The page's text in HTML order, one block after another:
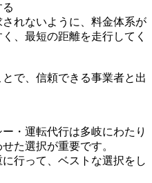
れないように、料金体系が
、最短の距離を走行してく
で、信頼できる事業者と出
・運転代行は多岐にわたり
た選択が重要です。
行って、ベストな選択をし